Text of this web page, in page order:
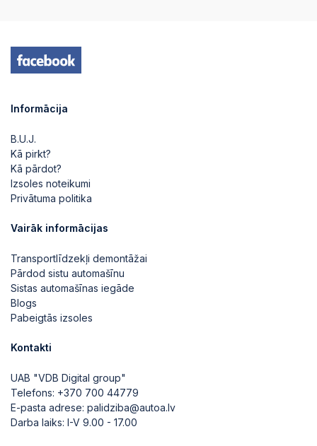
Informācija
B.U.J.
Kā pirkt?
Kā pārdot?
Izsoles noteikumi
Privātuma politika
Vairāk informācijas
Transportlīdzekļi demontāžai
Pārdod sistu automašīnu
Sistas automašīnas iegāde
Blogs
Pabeigtās izsoles
Kontakti
UAB "VDB Digital group"
Telefons: +370 700 44779
E-pasta adrese: palidziba@autoa.lv
Darba laiks: I-V 9.00 - 17.00